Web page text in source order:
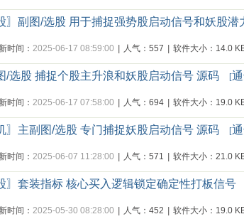
〗副图/选股 用于捕捉强势股启动信号和妖股潜
时间： 2025-06-17 08:59:00 人气：557 软件大小：14.0
/选股 捕捉个股主升浪和妖股启动信号 源码 [
时间： 2025-06-17 07:58:00 人气：694 软件大小：19.0
〗主副图/选股 专门捕捉妖股启动信号 源码 [
时间： 2025-06-07 11:28:00 人气：571 软件大小：21.0
〗套装指标 核心买入逻辑锁定确定性打板信号
时间： 2025-05-30 08:28:00 人气：452 软件大小：19.0